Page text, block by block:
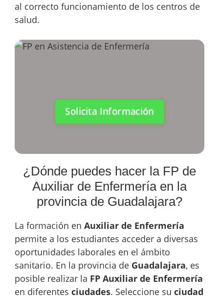
al correcto funcionamiento de los centros de
salud.
Solicita Información
¿Dónde puedes hacer la FP de
Auxiliar de Enfermería en la
provincia de Guadalajara?
La formación en Auxiliar de Enfermería
permite a los estudiantes acceder a diversas
oportunidades laborales en el ámbito
sanitario. En la provincia de Guadalajara, es
posible realizar la FP Auxiliar de Enfermería
en diferentes ciudades. Seleccione su ciudad